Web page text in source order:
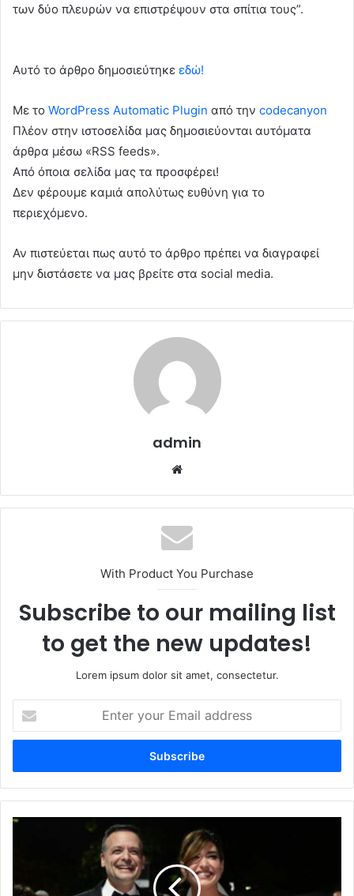
των δύο πλευρών να επιστρέψουν στα σπίτια τους”.
Αυτό το άρθρο δημοσιεύτηκε εδώ!
Με το WordPress Automatic Plugin από την codecanyon
Πλέον στην ιστοσελίδα μας δημοσιεύονται αυτόματα
άρθρα μέσω «RSS feeds».
Από όποια σελίδα μας τα προσφέρει!
Δεν φέρουμε καμιά απολύτως ευθύνη για το
περιεχόμενο.
Αν πιστεύεται πως αυτό το άρθρο πρέπει να διαγραφεί
μην διστάσετε να μας βρείτε στα social media.
admin
With Product You Purchase
Subscribe to our mailing list
to get the new updates!
Lorem ipsum dolor sit amet, consectetur.
your
Email